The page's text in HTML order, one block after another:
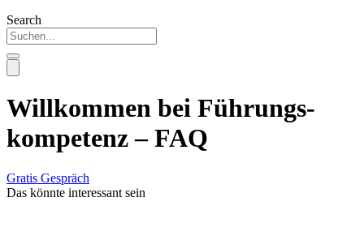
Search
Willkommen bei Führungs­
kompetenz – FAQ
Gratis Gespräch
Das könnte interessant sein